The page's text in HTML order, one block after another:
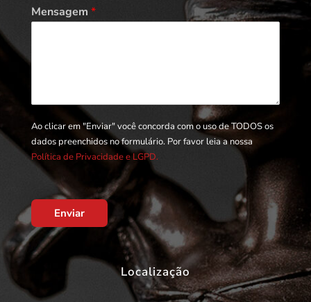
Mensagem *
Ao clicar em "Enviar" você concorda com o uso de TODOS os
dados preenchidos no formulário. Por favor leia a nossa
Política de Privacidade e LGPD.
Enviar
Localização